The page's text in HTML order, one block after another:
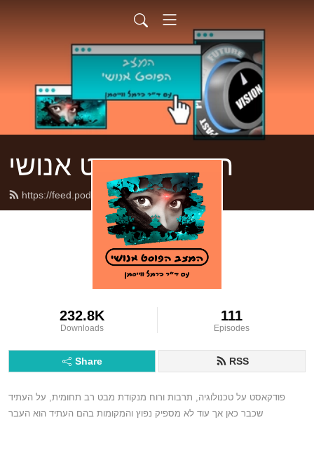
המצב הפוסט אנושי
https://feed.podbean.com/posthum/feed.xml
232.8K
Downloads
111
Episodes
Share RSS
פודקאסט על טכנולוגיה, תרבות ורוח מנקודת מבט רב תחומית, על העתיד
שכבר כאן אך עוד לא מספיק נפוץ והמקומות בהם העתיד הוא העבר